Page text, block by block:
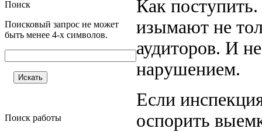
Поиск
Поисковый запрос не может
быть менее 4-х символов.
Поиск работы
Как
изымают не
аудиторов. И
нарушением.
Если
оспорить